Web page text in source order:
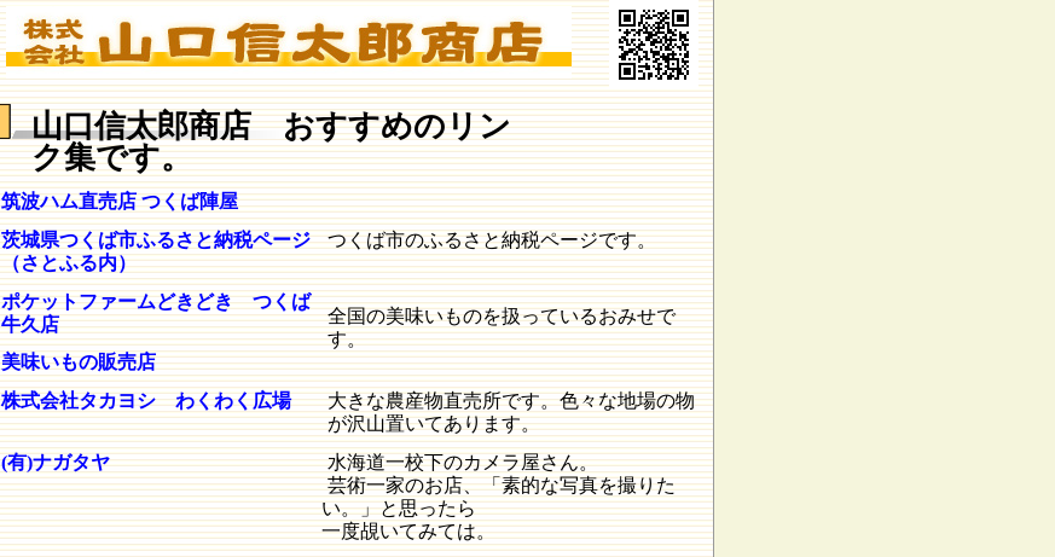
山口信太郎商店 おすすめのリン
ク集です。
筑波ハム直売店 つくば陣屋
茨城県つくば市ふるさと納税ページ
（さとふる内）
つくば市のふるさと納税ページです。
ポケットファームどきどき つくば
牛久店
美味いもの販売店
全国の美味いものを扱っているおみせで
す。
株式会社タカヨシ わくわく広場
大きな農産物直売所です。色々な地場の物
が沢山置いてあります。
(有)ナガタヤ
水海道一校下のカメラ屋さん。
芸術一家のお店、「素的な写真を撮りた
い。」と思ったら
一度覘いてみては。